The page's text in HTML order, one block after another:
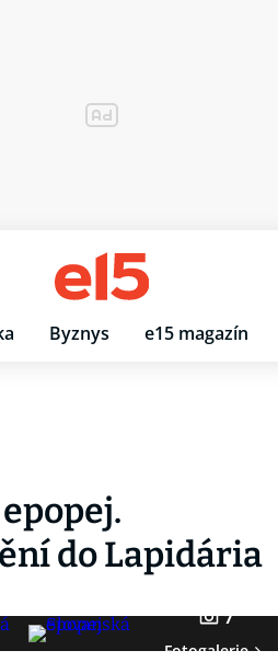
Byznys e15 magazín
do Lapidária
7
Fotogalerie